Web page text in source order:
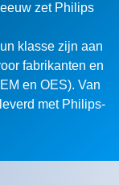
zet Philips
klasse zijn aan
fabrikanten en
en OES). Van
met Philips-